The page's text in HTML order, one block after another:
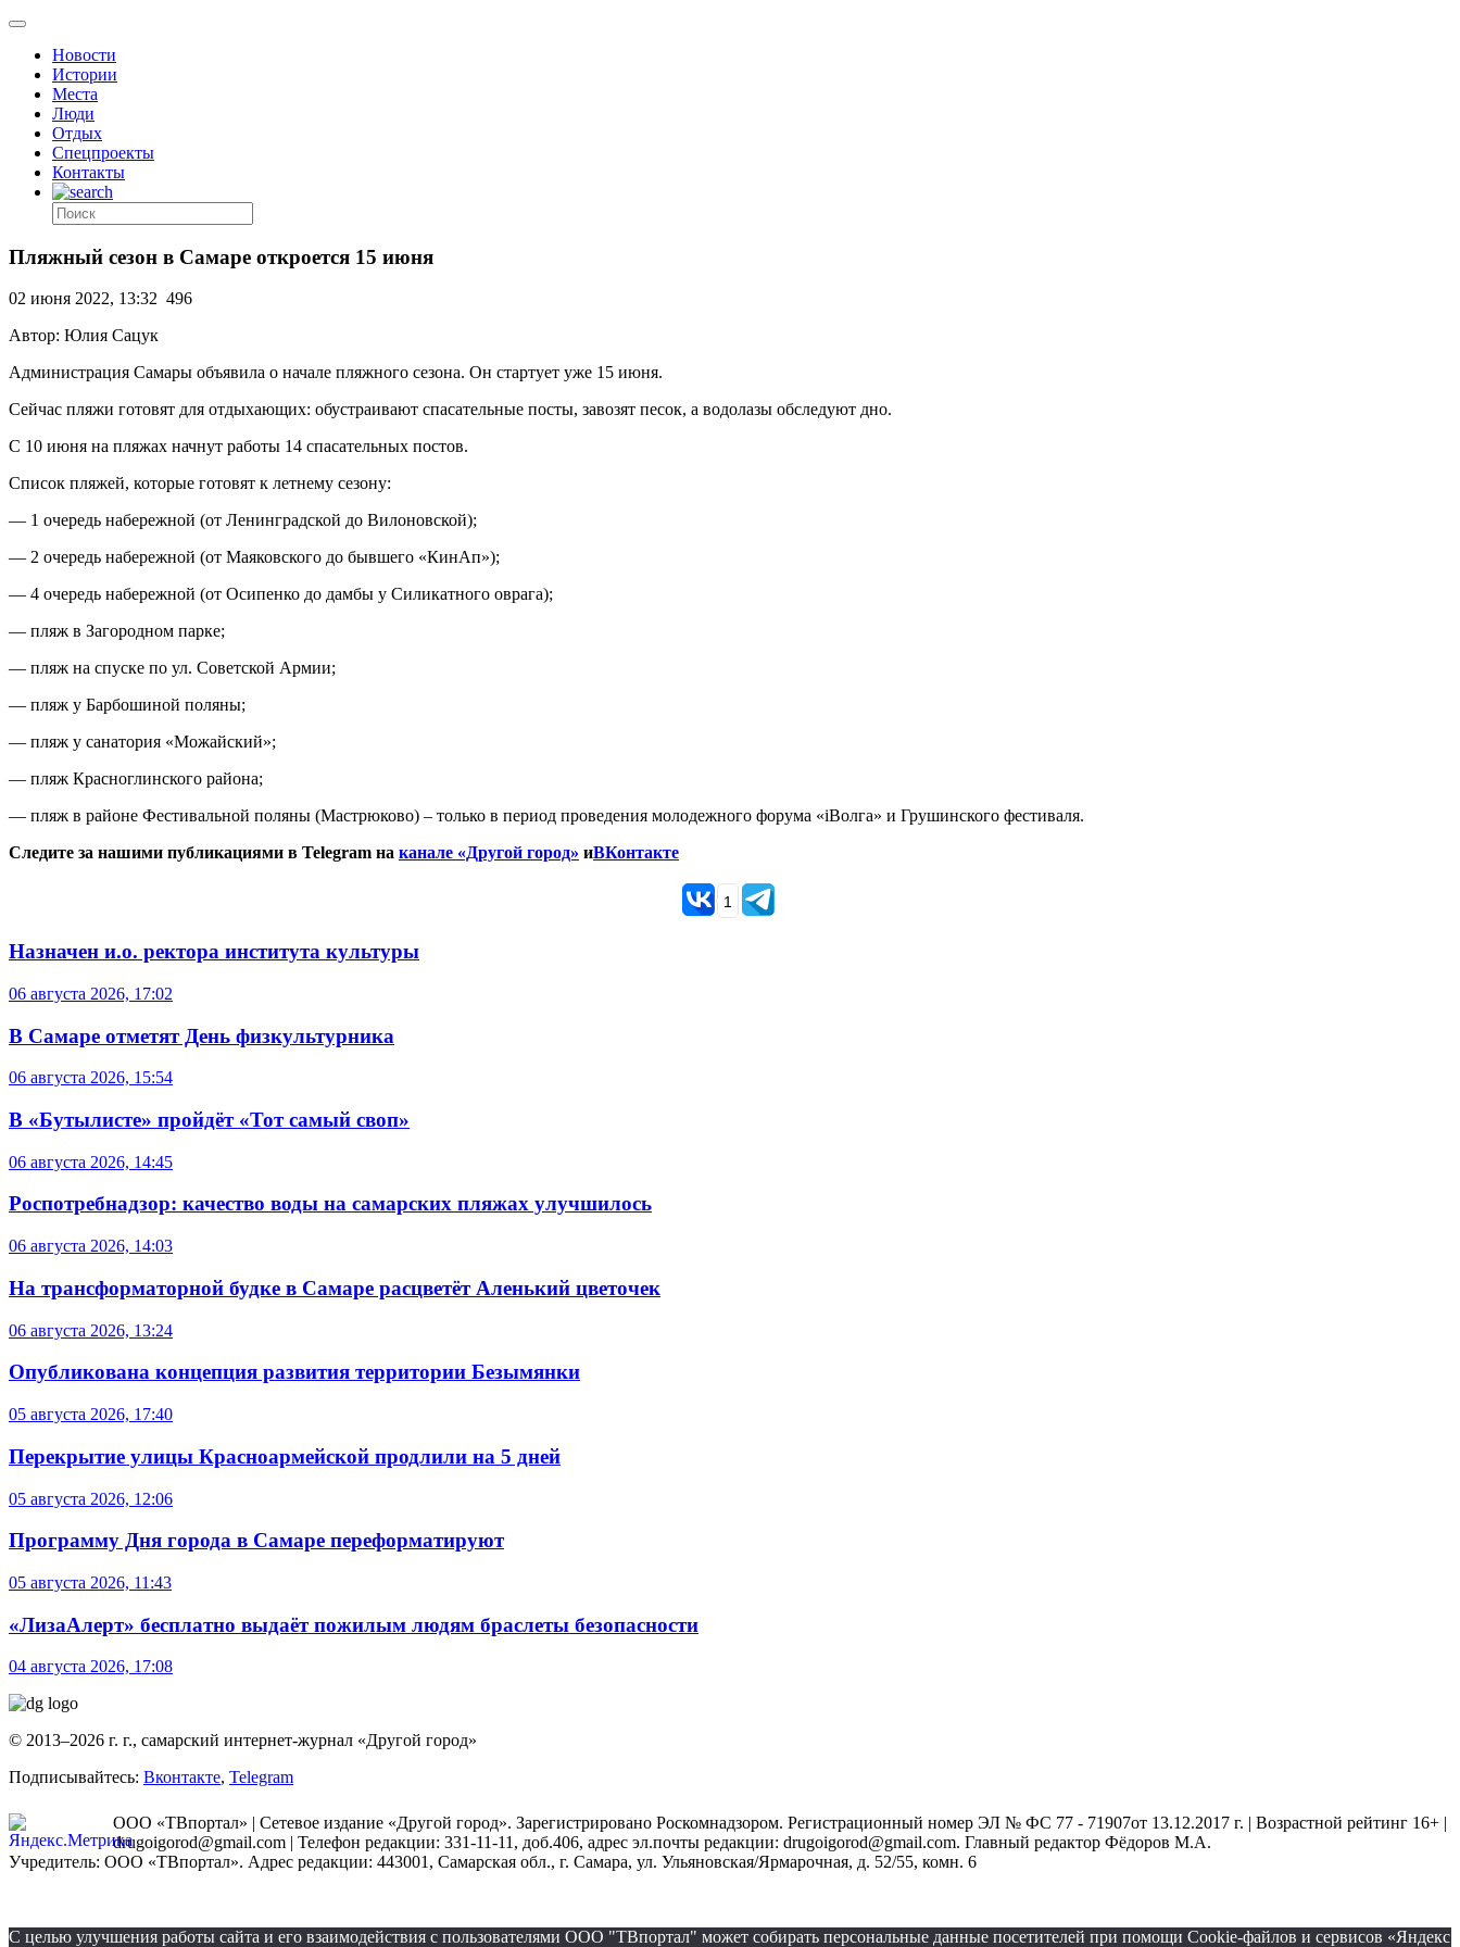
Новости
Истории
Места
Люди
Отдых
Спецпроекты
Контакты
Пляжный сезон в Самаре откроется 15 июня
02 июня 2022, 13:32 496
Автор: Юлия Сацук
Администрация Самары объявила о начале пляжного сезона. Он стартует уже 15 июня.
Сейчас пляжи готовят для отдыхающих: обустраивают спасательные посты, завозят песок, а водолазы обследуют дно.
С 10 июня на пляжах начнут работы 14 спасательных постов.
Список пляжей, которые готовят к летнему сезону:
— 1 очередь набережной (от Ленинградской до Вилоновской);
— 2 очередь набережной (от Маяковского до бывшего «КинАп»);
— 4 очередь набережной (от Осипенко до дамбы у Силикатного оврага);
— пляж в Загородном парке;
— пляж на спуске по ул. Советской Армии;
— пляж у Барбошиной поляны;
— пляж у санатория «Можайский»;
— пляж Красноглинского района;
— пляж в районе Фестивальной поляны (Мастрюково) – только в период проведения молодежного форума «iВолга» и Грушинского фестиваля.
Следите за нашими публикациями в Telegram на канале «Другой город» иВКонтакте
1
Назначен и.о. ректора института культуры
06 августа 2026, 17:02
В Самаре отметят День физкультурника
06 августа 2026, 15:54
В «Бутылисте» пройдёт «Тот самый своп»
06 августа 2026, 14:45
Роспотребнадзор: качество воды на самарских пляжах улучшилось
06 августа 2026, 14:03
На трансформаторной будке в Самаре расцветёт Аленький цветочек
06 августа 2026, 13:24
Опубликована концепция развития территории Безымянки
05 августа 2026, 17:40
Перекрытие улицы Красноармейской продлили на 5 дней
05 августа 2026, 12:06
Программу Дня города в Самаре переформатируют
05 августа 2026, 11:43
«ЛизаАлерт» бесплатно выдаёт пожилым людям браслеты безопасности
04 августа 2026, 17:08
© 2013–2026 г. г., самарский интернет-журнал «Другой город»
Подписывайтесь: Вконтакте, Telegram
ООО «ТВпортал» | Сетевое издание «Другой город». Зарегистрировано Роскомнадзором. Регистрационный номер ЭЛ № ФС 77 - 71907от 13.12.2017 г. | Возрастной рейтинг 16+ |
drugoigorod@gmail.com | Телефон редакции: 331-11-11, доб.406, адрес эл.почты редакции: drugoigorod@gmail.com. Главный редактор Фёдоров М.А.
Учредитель: ООО «ТВпортал». Адрес редакции: 443001, Самарская обл., г. Самара, ул. Ульяновская/Ярмарочная, д. 52/55, комн. 6
С целью улучшения работы сайта и его взаимодействия с пользователями ООО "ТВпортал" может собирать персональные данные посетителей при помощи Cookie-файлов и сервисов «Яндекс